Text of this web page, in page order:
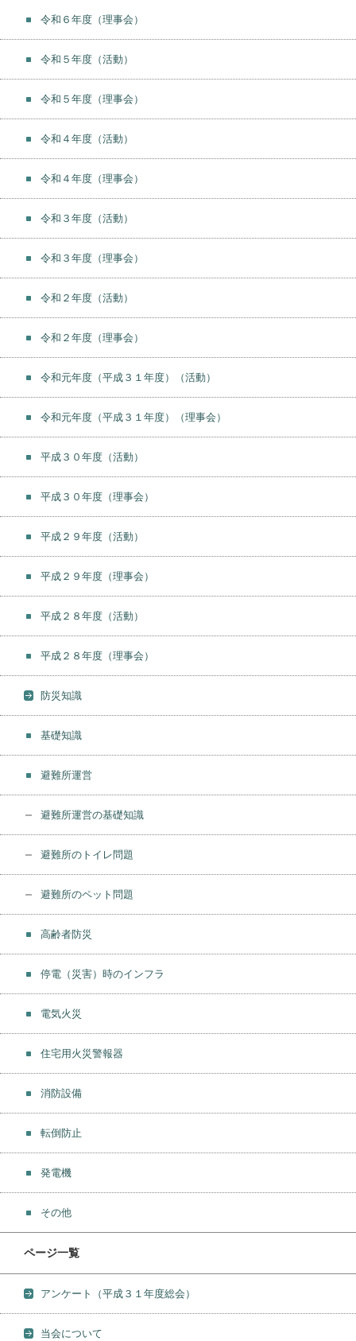
令和６年度（理事会）
令和５年度（活動）
令和５年度（理事会）
令和４年度（活動）
令和４年度（理事会）
令和３年度（活動）
令和３年度（理事会）
令和２年度（活動）
令和２年度（理事会）
令和元年度（平成３１年度）（活動）
令和元年度（平成３１年度）（理事会）
平成３０年度（活動）
平成３０年度（理事会）
平成２９年度（活動）
平成２９年度（理事会）
平成２８年度（活動）
平成２８年度（理事会）
防災知識
基礎知識
避難所運営
避難所運営の基礎知識
避難所のトイレ問題
避難所のペット問題
高齢者防災
停電（災害）時のインフラ
電気火災
住宅用火災警報器
消防設備
転倒防止
発電機
その他
ページ一覧
アンケート（平成３１年度総会）
当会について